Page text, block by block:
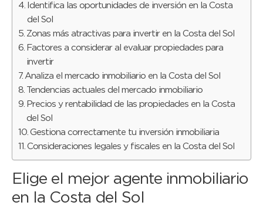
Identifica las oportunidades de inversión en la Costa
del Sol
Zonas más atractivas para invertir en la Costa del Sol
Factores a considerar al evaluar propiedades para
invertir
Analiza el mercado inmobiliario en la Costa del Sol
Tendencias actuales del mercado inmobiliario
Precios y rentabilidad de las propiedades en la Costa
del Sol
Gestiona correctamente tu inversión inmobiliaria
Consideraciones legales y fiscales en la Costa del Sol
Elige el mejor agente inmobiliario
en la Costa del Sol